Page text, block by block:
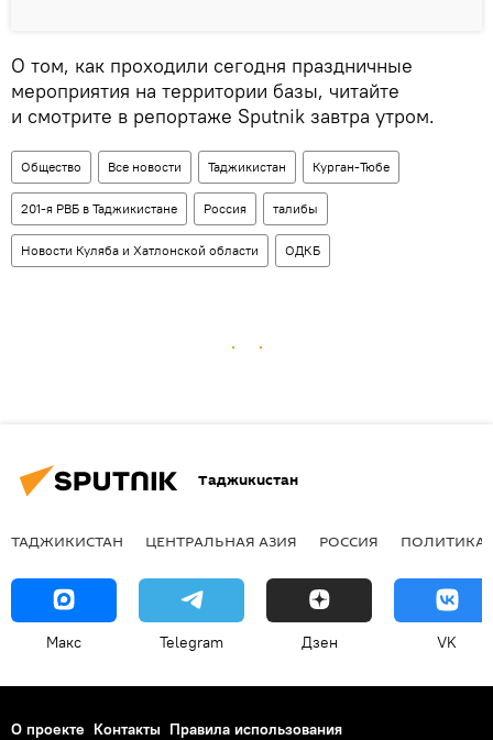
О том, как проходили сегодня праздничные
мероприятия на территории базы, читайте
и смотрите в репортаже Sputnik завтра утром.
Общество Все новости Таджикистан Курган-Тюбе
201-я РВБ в Таджикистане Россия талибы
Новости Куляба и Хатлонской области ОДКБ
Таджикистан
ТАДЖИКИСТАН ЦЕНТРАЛЬНАЯ АЗИЯ РОССИЯ ПОЛИТИКА
Макс Telegram Дзен VK
О проекте Контакты Правила использования